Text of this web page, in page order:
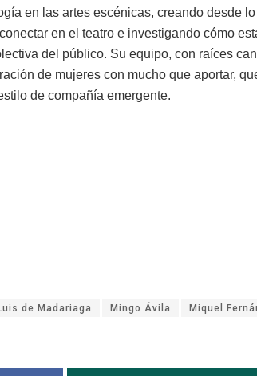
en las artes escénicas, creando desde
en el teatro e investigando cómo
del público. Su equipo, con raíces
de mujeres con mucho que aportar,
de compañía emergente.
de Madariaga Mingo Ávila Miquel